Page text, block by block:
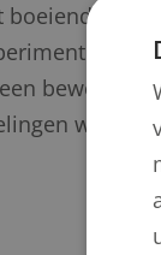
boeiende aan
wijst.